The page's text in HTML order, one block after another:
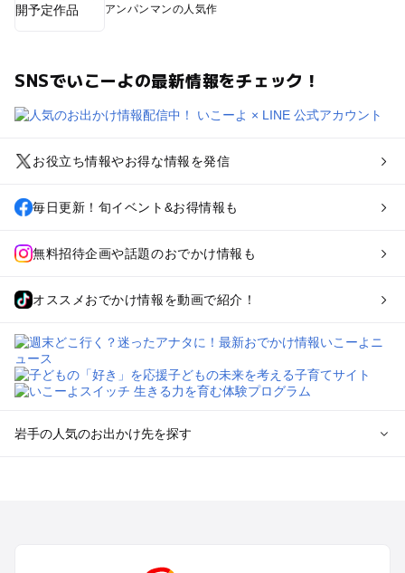
アンパンマンの人気作
SNSでいこーよの最新情報をチェック！
お役立ち情報やお得な情報を発信
毎日更新！旬イベント&お得情報も
無料招待企画や話題のおでかけ情報も
オススメおでかけ情報を動画で紹介！
岩手の人気のお出かけ先を探す